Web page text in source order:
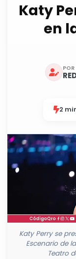
Katy
en
POR
2
Katy Perry se
Escenario de
Teatro